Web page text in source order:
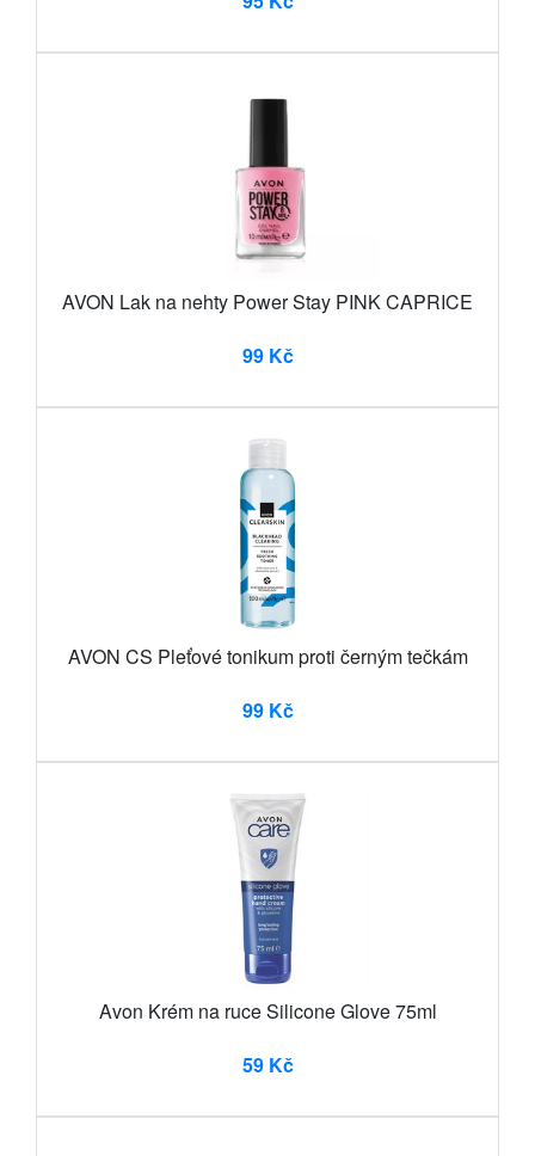
AVON Lak na nehty Power Stay PINK CAPRICE
99 Kč
AVON CS Pleťové tonikum proti černým tečkám
99 Kč
Avon Krém na ruce Silicone Glove 75ml
59 Kč